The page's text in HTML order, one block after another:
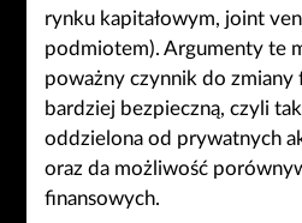
rynku kapitałowym, joint
podmiotem). Argumenty te
poważny czynnik do zmiany
bardziej bezpieczną, czyli
oddzielona od prywatnych
oraz da możliwość
finansowych.